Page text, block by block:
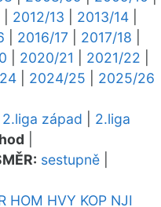
2012/13 2013/14
2016/17 2017/18
2020/21 2021/22
2024/25
2025/26
2.liga západ
2.liga
sestupně
HOM HVY KOP NJI